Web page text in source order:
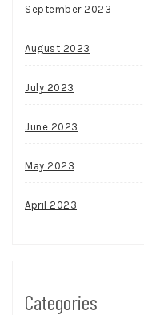
September 2023
August 2023
July 2023
June 2023
May 2023
April 2023
Categories